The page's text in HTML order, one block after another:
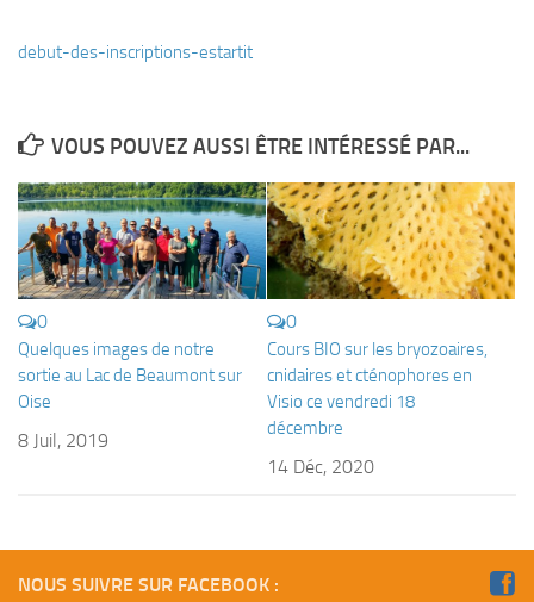
Plouf
Plongeur N1
Plongeur N2
Plongeur N3
Guide de palanquée N4
debut-des-inscriptions-estartit
VOUS POUVEZ AUSSI ÊTRE INTÉRESSÉ PAR...
0
Quelques images de notre
sortie au Lac de Beaumont sur
Oise
8 Juil, 2019
0
Cours BIO sur les bryozoaires,
cnidaires et cténophores en
Visio ce vendredi 18
décembre
14 Déc, 2020
NOUS SUIVRE SUR FACEBOOK :